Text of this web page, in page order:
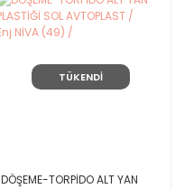
TÜKENDİ
DÖŞEME-TORPİDO ALT YAN